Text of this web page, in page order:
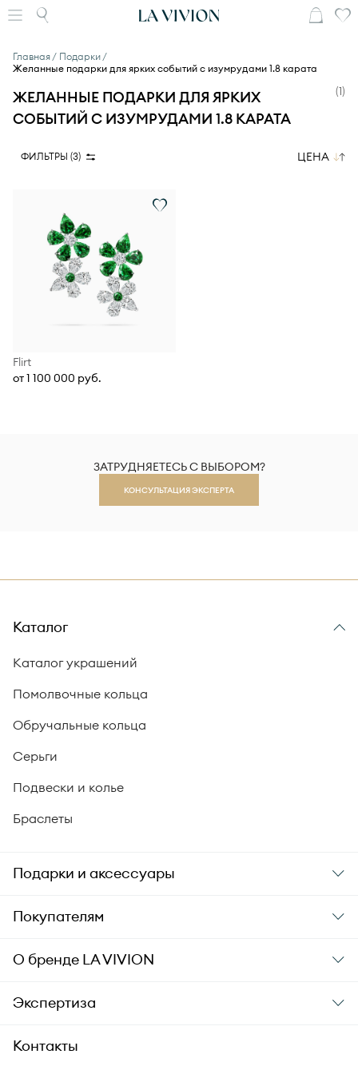
Главная
Подарки
Желанные подарки для ярких событий с изумрудами 1.8 карата
ЖЕЛАННЫЕ ПОДАРКИ ДЛЯ ЯРКИХ
СОБЫТИЙ С ИЗУМРУДАМИ 1.8 КАРАТА
(1)
ФИЛЬТРЫ (3) ЦЕНА
Flirt
от 1 100 000 руб.
ЗАТРУДНЯЕТЕСЬ С ВЫБОРОМ?
КОНСУЛЬТАЦИЯ ЭКСПЕРТА
Каталог
Каталог украшений
Помолвочные кольца
Обручальные кольца
Серьги
Подвески и колье
Браслеты
Подарки и аксессуары
Подарки
Уход за украшениями
Аксессуары
Покупателям
Заказ и оплата
Гарантия подлинности
Комплект документов
О бренде LA VIVION
О компании
Экспертиза
Академия LA VIVION
Контакты